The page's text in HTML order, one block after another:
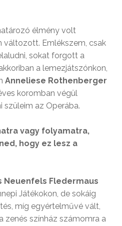
élmény volt
változott. Emlékszem, csak
sokat forgott a
a lemezjátszónkon,
Anneliese Rothenberger
koromban végül
szüleim az Operába.
vagy folyamatra,
hogy ez lesz a
Neuenfels Fledermaus
Játékokon, de sokáig
míg egyértelművé vált,
zenés színház számomra a